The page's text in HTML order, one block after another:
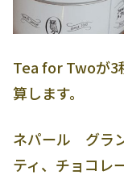
Tea for Twoが3
算します。
ネパール グラ
ティ、チョコレ